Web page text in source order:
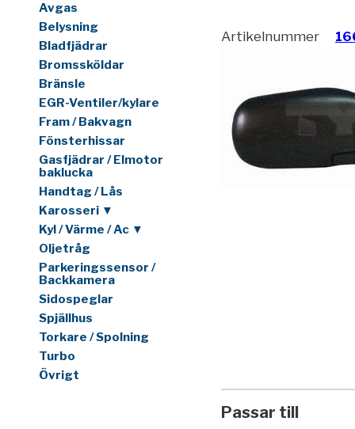
Avgas
Belysning
Bladfjädrar
Bromssköldar
Bränsle
EGR-Ventiler/kylare
Fram / Bakvagn
Fönsterhissar
Gasfjädrar / Elmotor
baklucka
Handtag / Lås
Karosseri ▼
Kyl / Värme / Ac ▼
Oljetråg
Parkeringssensor /
Backkamera
Sidospeglar
Spjällhus
Torkare / Spolning
Turbo
Övrigt
Artikelnummer
Passar till